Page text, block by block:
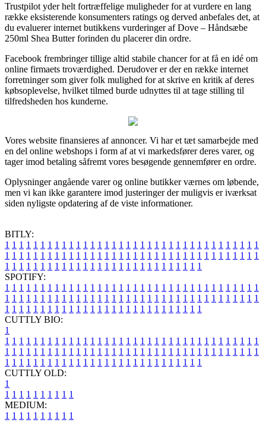
Trustpilot yder helt fortræffelige muligheder for at vurdere en lang
række eksisterende konsumenters ratings og derved anbefales det, at
du evaluerer internet butikkens vurderinger af Dove – Håndsæbe
250ml Shea Butter forinden du placerer din ordre.
Facebook frembringer tillige altid stabile chancer for at få en idé om
online firmaets troværdighed. Derudover er der en række internet
forretninger som giver folk mulighed for at skrive en kritik af deres
købsoplevelse, hvilket tilmed burde udnyttes til at tage stilling til
tilfredsheden hos kunderne.
Vores website finansieres af annoncer. Vi har et tæt samarbejde med
en del online webshops i form af at vi markedsfører deres varer, og
tager imod betaling såfremt vores besøgende gennemfører en ordre.
Oplysninger angående varer og online butikker værnes om løbende,
men vi kan ikke garantere imod justeringer der muligvis er iværksat
siden nyligste opdatering af de viste informationer.
BITLY:
1 1 1 1 1 1 1 1 1 1 1 1 1 1 1 1 1 1 1 1 1 1 1 1 1 1 1 1 1 1 1 1 1 1 1 1
1 1 1 1 1 1 1 1 1 1 1 1 1 1 1 1 1 1 1 1 1 1 1 1 1 1 1 1 1 1 1 1 1 1 1 1
1 1 1 1 1 1 1 1 1 1 1 1 1 1 1 1 1 1 1 1 1 1 1 1 1 1 1 1
SPOTIFY:
1 1 1 1 1 1 1 1 1 1 1 1 1 1 1 1 1 1 1 1 1 1 1 1 1 1 1 1 1 1 1 1 1 1 1 1
1 1 1 1 1 1 1 1 1 1 1 1 1 1 1 1 1 1 1 1 1 1 1 1 1 1 1 1 1 1 1 1 1 1 1 1
1 1 1 1 1 1 1 1 1 1 1 1 1 1 1 1 1 1 1 1 1 1 1 1 1 1 1 1
CUTTLY BIO:
1
1 1 1 1 1 1 1 1 1 1 1 1 1 1 1 1 1 1 1 1 1 1 1 1 1 1 1 1 1 1 1 1 1 1 1 1
1 1 1 1 1 1 1 1 1 1 1 1 1 1 1 1 1 1 1 1 1 1 1 1 1 1 1 1 1 1 1 1 1 1 1 1
1 1 1 1 1 1 1 1 1 1 1 1 1 1 1 1 1 1 1 1 1 1 1 1 1 1 1 1
CUTTLY OLD:
1
1 1 1 1 1 1 1 1 1 1
MEDIUM:
1 1 1 1 1 1 1 1 1 1